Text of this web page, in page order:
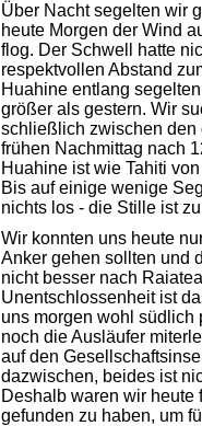
Über Nacht segelten wir
heute Morgen der Wind
flog. Der Schwell hatte
respektvollen Abstand
Huahine entlang
größer als gestern. Wir
schließlich zwischen den
frühen Nachmittag nach
Huahine ist wie Tahiti
Bis auf einige wenige
nichts los - die Stille ist
Wir konnten uns heute
Anker gehen sollten und
nicht besser nach
Unentschlossenheit ist
uns morgen wohl südlich
noch die Ausläufer
auf den
dazwischen, beides ist
Deshalb waren wir
gefunden zu haben, um